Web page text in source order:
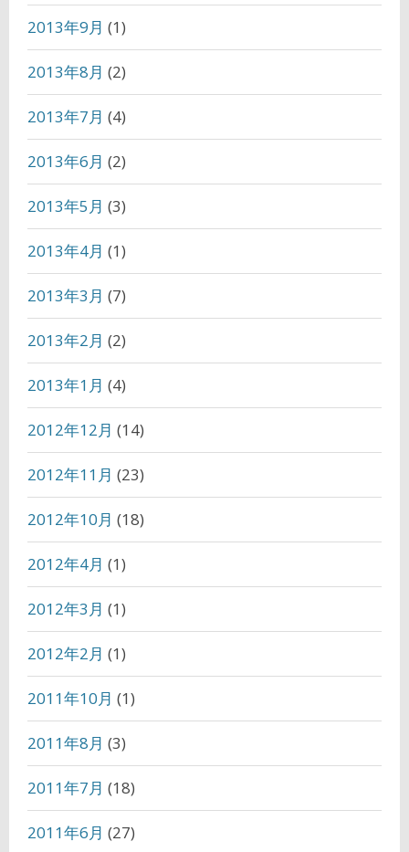
2013年9月 (1)
2013年8月 (2)
2013年7月 (4)
2013年6月 (2)
2013年5月 (3)
2013年4月 (1)
2013年3月 (7)
2013年2月 (2)
2013年1月 (4)
2012年12月 (14)
2012年11月 (23)
2012年10月 (18)
2012年4月 (1)
2012年3月 (1)
2012年2月 (1)
2011年10月 (1)
2011年8月 (3)
2011年7月 (18)
2011年6月 (27)